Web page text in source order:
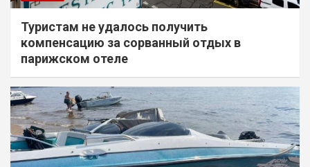
Туристам не удалось получить
компенсацию за сорванный отдых в
парижском отеле